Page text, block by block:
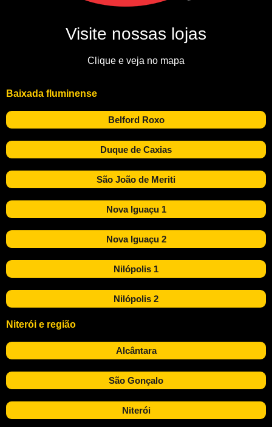
Visite nossas lojas
Clique e veja no mapa
Baixada fluminense
Belford Roxo
Duque de Caxias
São João de Meriti
Nova Iguaçu 1
Nova Iguaçu 2
Nilópolis 1
Nilópolis 2
Niterói e região
Alcântara
São Gonçalo
Niterói